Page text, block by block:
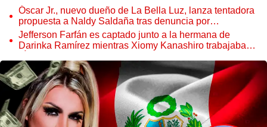
Óscar Jr., nuevo dueño de La Bella Luz, lanza tentadora
propuesta a Naldy Saldaña tras denuncia por
tocamientos
Jefferson Farfán es captado junto a la hermana de
Darinka Ramírez mientras Xiomy Kanashiro trabajaba: